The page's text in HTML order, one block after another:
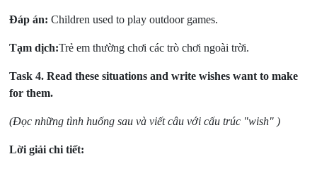
Đáp án: Children used to play outdoor games.
Tạm dịch:Trẻ em thường chơi các trò chơi ngoài trời.
Task 4.Read these situations and write wishes want to make
for them.
(Đọc những tình huống sau và viết câu với cấu trúc "wish" )
Lời giải chi tiết: